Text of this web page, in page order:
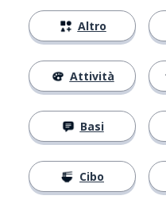
Altro
Attività
Basi
Cibo